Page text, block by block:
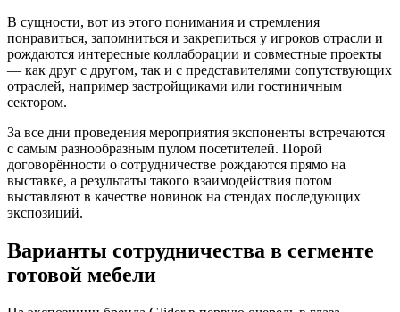
В сущности, вот из этого понимания и стремления
понравиться, запомниться и закрепиться у игроков отрасли и
рождаются интересные коллаборации и совместные проекты
— как друг с другом, так и с представителями сопутствующих
отраслей, например застройщиками или гостиничным
сектором.
За все дни проведения мероприятия экспоненты встречаются
с самым разнообразным пулом посетителей. Порой
договорённости о сотрудничестве рождаются прямо на
выставке, а результаты такого взаимодействия потом
выставляют в качестве новинок на стендах последующих
экспозиций.
Варианты сотрудничества в сегменте
готовой мебели